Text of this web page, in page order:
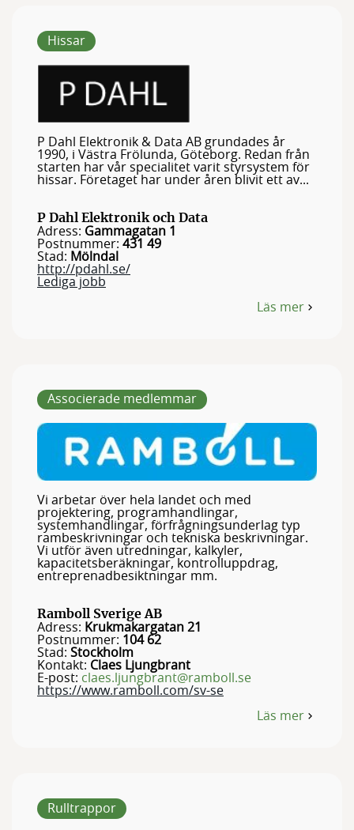
Hissar
P Dahl Elektronik & Data AB grundades år
1990, i Västra Frölunda, Göteborg. Redan från
starten har vår specialitet varit styrsystem för
hissar. Företaget har under åren blivit ett av...
P Dahl Elektronik och Data
Adress: Gammagatan 1
Postnummer: 431 49
Stad: Mölndal
http://pdahl.se/
Lediga jobb
Läs mer
om
Associerade medlemmar
Vi arbetar över hela landet och med
projektering, programhandlingar,
systemhandlingar, förfrågningsunderlag typ
rambeskrivningar och tekniska beskrivningar.
Vi utför även utredningar, kalkyler,
kapacitetsberäkningar, kontrolluppdrag,
entreprenadbesiktningar mm.
Ramboll Sverige AB
Adress: Krukmakargatan 21
Postnummer: 104 62
Stad: Stockholm
Kontakt: Claes Ljungbrant
E-post: claes.ljungbrant@ramboll.se
https://www.ramboll.com/sv-se
Läs mer
om
Rulltrappor